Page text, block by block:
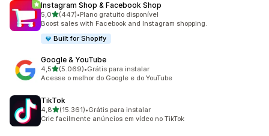
Instagram Shop & Facebook Shop
5,0de 5 estrelas
(447)
447 avaliações ao todo
•Plano gratuito disponível
Boost sales with Facebook and Instagram shopping.
Built for Shopify
Google & YouTube
4,5de 5 estrelas
(5.069)
5069 avaliações ao todo
•Grátis para instalar
Acesse o melhor do Google e do YouTube
TikTok
4,8de 5 estrelas
(15.361)
15361 avaliações ao todo
•Grátis para instalar
Crie facilmente anúncios em vídeo no TikTok